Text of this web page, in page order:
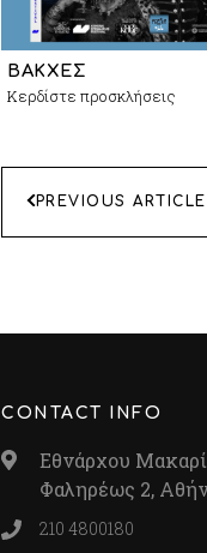
ΒΑΚΧΕΣ
Κερδίστε προσκλήσεις
ΑΡΘΡΩΝ
PREVIOUS ARTICLE
CONTACT INFO
Εθνάρχου
Φαληρέως 2,
210 4800180